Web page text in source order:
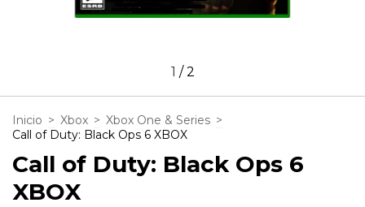
1 /2
Inicio > Xbox > Xbox One & Series >
Call of Duty: Black Ops 6 XBOX
Call of Duty: Black Ops 6
XBOX